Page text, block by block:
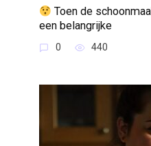
Toen de
een belangrijke
0 440